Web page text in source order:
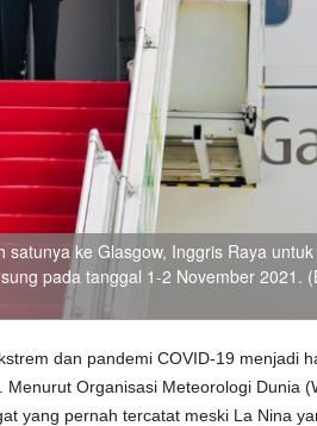
ke Glasgow, Inggris Raya
pada tanggal 1-2 November 2021.
dan pandemi COVID-19 menjadi
Organisasi Meteorologi Dunia
yang pernah tercatat meski La Nina